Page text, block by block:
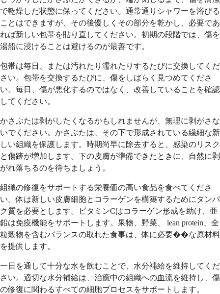
で乾燥した状態に保ってください。通常通りシャワーを浴びる
ことはできますが、その後優しくその部分を乾かし、必要であ
れば新しい包帯を貼り直してください。初期の段階では、傷を
湯船に浸けることは避けるのが最善です。
包帯は毎日、または汚れたり濡れたりするたびに交換してくだ
さい。包帯を交換するたびに、傷をしばらく見つめてくださ
い。毎日、傷が悪化するのではなく、改善していることを確認
してください。
かさぶたは剥がしたくなるかもしれませんが、無理に剥がさな
いでください。かさぶたは、その下で形成されている繊細な新
しい組織を保護します。時期尚早に除去すると、感染のリスク
と傷跡が増加します。下の皮膚が準備できたときに、自然に剥
がれ落ちるのを待ちましょう。
組織の修復をサポートする栄養価の高い食品を食べてくださ
い。体は新しい皮膚細胞とコラーゲンを構築するためにタンパ
ク質を必要とします。ビタミンCはコラーゲン形成を助け、亜
鉛は免疫機能をサポートします。果物、野菜、 lean protein、全
粒穀物を含むバランスの取れた食事は、体に必要��な原材料
を提供します。
一日を通して十分な水を飲むことで、水分補給を維持してくだ
さい。適切な水分補給は、治癒中の組織への血流を維持し、傷
の修復に関わるすべての細胞プロセスをサポートします。